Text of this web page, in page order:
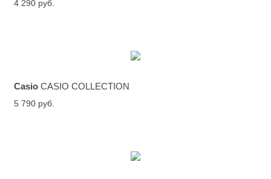
4 290 руб.
Casio CASIO COLLECTION
5 790 руб.